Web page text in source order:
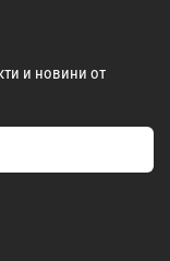
и новини от